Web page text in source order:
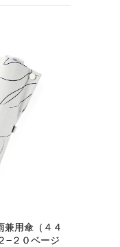
兼用傘（４４
−２０ベージ